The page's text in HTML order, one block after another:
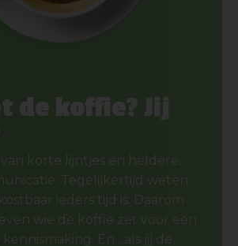
de koffie? Jij
korte lijntjes en heldere,
Tegelijkertijd weten
ieders tijd is. Daarom
wie de koffie zet voor een
En....als jij de